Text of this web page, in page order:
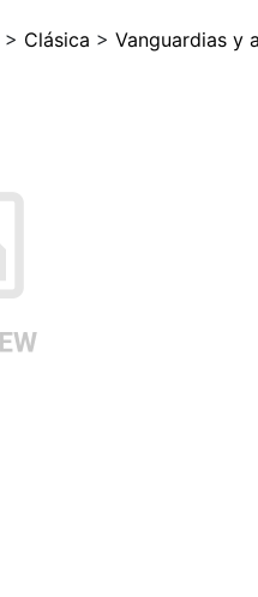
> Clásica > Vanguardias y